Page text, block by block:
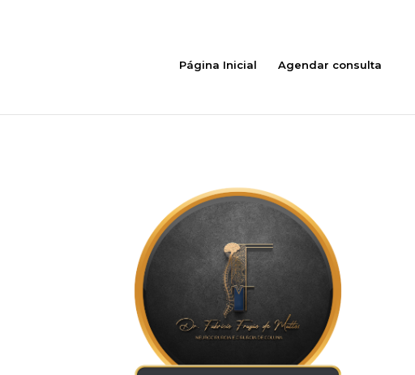
Página Inicial Agendar consulta